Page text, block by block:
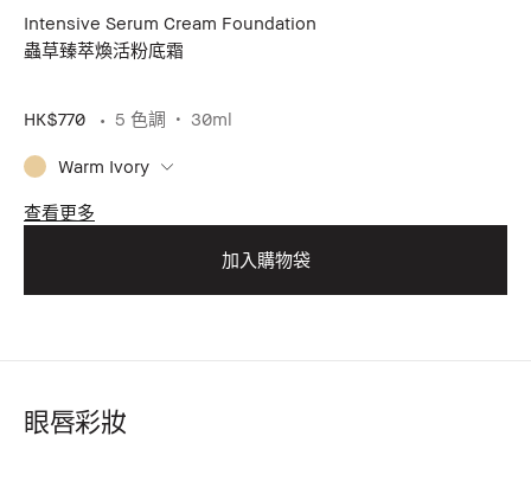
Intensive Serum Cream Foundation
蟲草臻萃煥活粉底霜
HK$770 5 色調 30ml
Warm Ivory
查看更多
加入購物袋
眼唇彩妝